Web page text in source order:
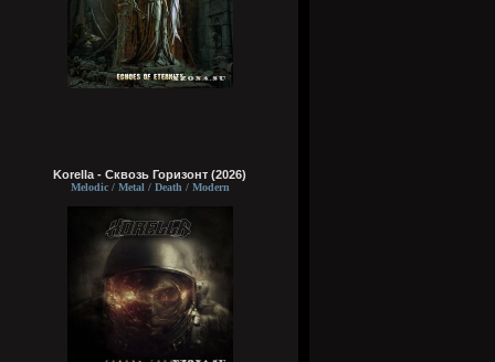
Korella - Сквозь Горизонт (2026)
Melodic / Metal / Death / Modern